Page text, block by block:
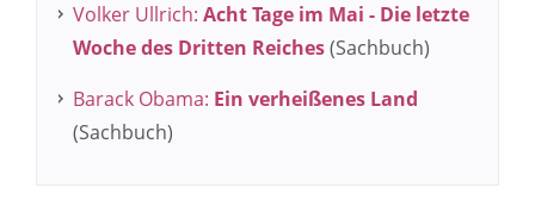
Volker Ullrich: Acht Tage im Mai - Die letzte
Woche des Dritten Reiches(Sachbuch)
Barack Obama: Ein verheißenes Land
(Sachbuch)